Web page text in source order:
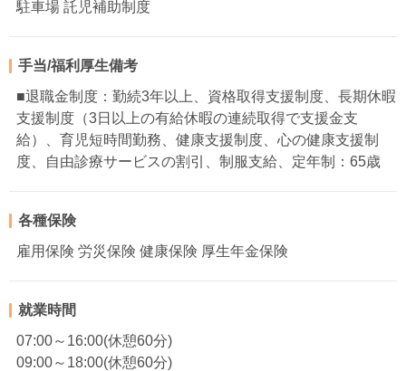
駐車場 託児補助制度
手当/福利厚生備考
■退職金制度：勤続3年以上、資格取得支援制度、長期休暇
支援制度（3日以上の有給休暇の連続取得で支援金支
給）、育児短時間勤務、健康支援制度、心の健康支援制
度、自由診療サービスの割引、制服支給、定年制：65歳
各種保険
雇用保険 労災保険 健康保険 厚生年金保険
就業時間
07:00～16:00(休憩60分)
09:00～18:00(休憩60分)